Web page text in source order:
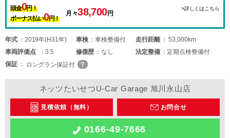
頭金0円！
ボーナス払い0円！
月々38,700円
>詳しくはこちら
年式 2019年(H31年) 車検 車検整備付 走行距離
53,000km
車両評価点 3.5 修復歴 なし 法定整備
定期点検整備付
保証
ロングラン保証付
ネッツたいせつU-Car Garage 旭川永山店
見積依頼（無料） お問合せ
0166-49-7666